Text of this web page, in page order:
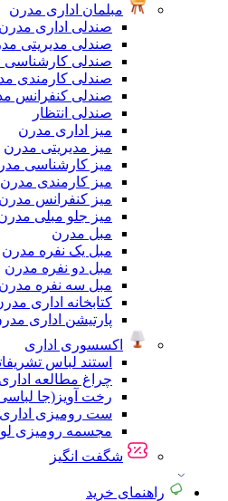
مبلمان اداری مدرن
صندلی اداری مدرن
صندلی مدیریتی
صندلی کارشناسی
صندلی کارمندی
صندلی کنفرانس
صندلی انتظار
میز اداری مدرن
میز مدیریتی مدرن
میز کارشناسی
میز کارمندی مدرن
میز کنفرانس مدرن
میز جلو مبلی
مبل مدرن
مبل یک نفره مدرن
مبل دو نفره مدرن
مبل سه نفره مدرن
کتابخانه اداری
پارتیشن اداری
اکسسوری اداری
استند لباس
چراغ مطالعه اداری
رخت آویز(جا
ست رومیزی اداری
مجسمه رومیزی
شگفت انگیز
راهنمای خرید